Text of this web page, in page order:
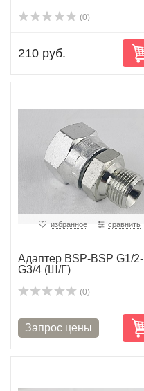
(0)
210 руб.
избранное сравнить
Адаптер BSP-BSP G1/2-
G3/4 (Ш/Г)
(0)